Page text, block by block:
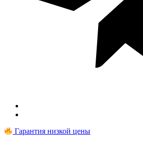
Гарантия низкой цены